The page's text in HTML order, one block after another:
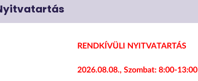
RENDKÍVÜLI NYITVATARTÁS
2026.08.08., Szombat: 8:00-13:00